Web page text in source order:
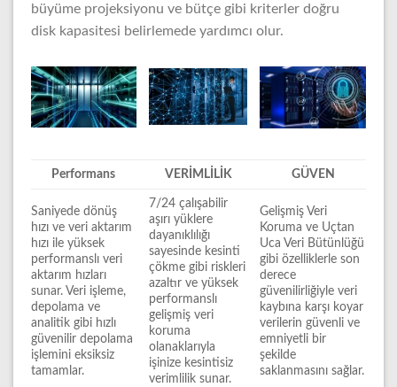
büyüme projeksiyonu ve bütçe gibi kriterler doğru
disk kapasitesi belirlemede yardımcı olur.
Performans VERİMLİLİK GÜVEN
Saniyede dönüş
hızı ve veri aktarım
hızı ile yüksek
performanslı veri
aktarım hızları
sunar. Veri işleme,
depolama ve
analitik gibi hızlı
güvenilir depolama
işlemini eksiksiz
tamamlar.
7/24 çalışabilir
aşırı yüklere
dayanıklılığı
sayesinde kesinti
çökme gibi riskleri
azaltır ve yüksek
performanslı
gelişmiş veri
koruma
olanaklarıyla
işinize kesintisiz
verimlilik sunar.
Gelişmiş Veri
Koruma ve Uçtan
Uca Veri Bütünlüğü
gibi özelliklerle son
derece
güvenilirliğiyle veri
kaybına karşı koyar
verilerin güvenli ve
emniyetli bir
şekilde
saklanmasını sağlar.